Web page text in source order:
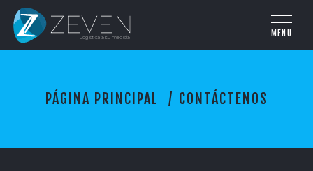
CO
T
Á
PÁGINA PRINCIPAL CONTÁCTENOS